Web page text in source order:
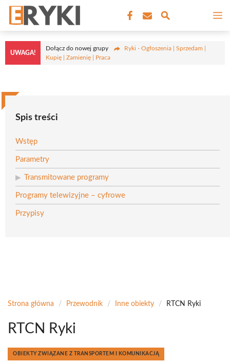
Przejdź
treści
UWAGA!
Dołącz do nowej grupy
Ryki - Ogłoszenia | Sprzedam |
Kupię | Zamienię | Praca
Spis treści
Wstęp
Parametry
Transmitowane programy
Programy telewizyjne – cyfrowe
Przypisy
Strona główna / Przewodnik / Inne obiekty / RTCN Ryki
RTCN Ryki
OBIEKTY ZWIĄZANE Z TRANSPORTEM I KOMUNIKACJĄ